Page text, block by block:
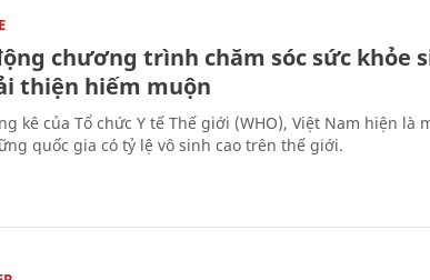
chương trình chăm sóc sức khỏe
thiện hiếm muộn
kê của Tổ chức Y tế Thế giới (WHO), Việt Nam hiện là
quốc gia có tỷ lệ vô sinh cao trên thế giới.